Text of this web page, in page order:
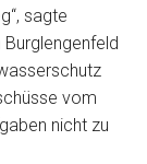
sagte
vom
nicht zu